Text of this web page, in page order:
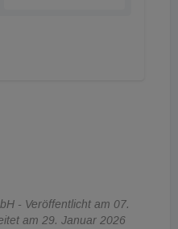
- Veröffentlicht am 07.
am 29. Januar 2026